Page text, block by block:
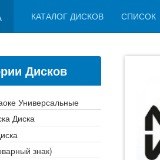
КАТАЛОГ ДИСКОВ СПИСОК
Дисков
Универсальные
Диска
знак)